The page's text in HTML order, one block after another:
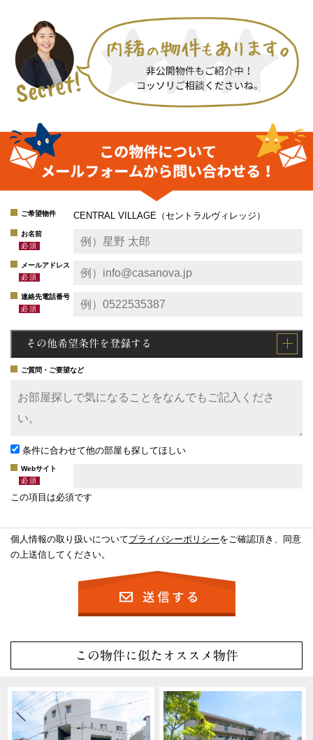
ご希望物件 CENTRAL VILLAGE（セントラルヴィレッジ）
お名前
メールアドレス
連絡先電話番号
その他希望条件を登録する
ご質問・ご要望など
条件に合わせて他の部屋も探してほしい
Webサイト
この項目は必須です
個人情報の取り扱いについてプライバシーポリシーをご確認頂き、同意
の上送信してください。
この物件に似たオススメ物件